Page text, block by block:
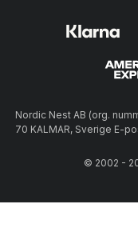
Nordic Nest AB (org.
70 KALMAR, Sverige E-
© 2002 -